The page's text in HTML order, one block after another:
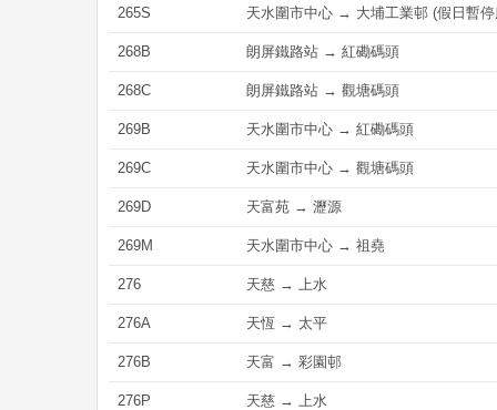
265S 天水圍市中心 → 大埔工業邨 (假日暫停
268B 朗屏鐵路站 → 紅磡碼頭
268C 朗屏鐵路站 → 觀塘碼頭
269B 天水圍市中心 → 紅磡碼頭
269C 天水圍市中心 → 觀塘碼頭
269D 天富苑 → 瀝源
269M 天水圍市中心 → 祖堯
276 天慈 → 上水
276A 天恆 → 太平
276B 天富 → 彩園邨
276P 天慈 → 上水